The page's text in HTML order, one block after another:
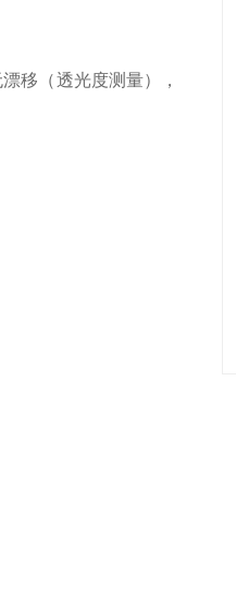
移（透光度测量），